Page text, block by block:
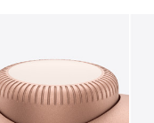
图库 图像 3